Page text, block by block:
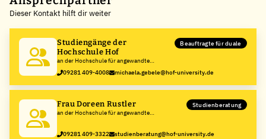
−
Dieser Kontakt hilft dir weiter
Studiengänge der
Hochschule Hof
an der Hochschule für angewandte
Wissenschaften Hof
Beauftragte für duale
09281 409-4008 michaela.gebele@hof-university.de
Frau Doreen Rustler
an der Hochschule für angewandte
Studienberatung
09281 409-3322 studienberatung@hof-university.de